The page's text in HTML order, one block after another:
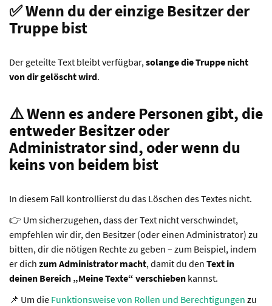
✅ Wenn du der einzige Besitzer der
Truppe bist
Der geteilte Text bleibt verfügbar,solange die Truppe nicht
von dir gelöscht wird.
⚠️ Wenn es andere Personen gibt, die
entweder Besitzer oder
Administrator sind, oder wenn du
keins von beidem bist
In diesem Fall kontrollierst du das Löschen des Textes nicht.
👉 Um sicherzugehen, dass der Text nicht verschwindet,
empfehlen wir dir, den Besitzer (oder einen Administrator) zu
bitten, dir die nötigen Rechte zu geben – zum Beispiel, indem
er dich zum Administrator macht, damit du den Text in
deinen Bereich „Meine Texte“ verschieben kannst.
📌 Um die Funktionsweise von Rollen und Berechtigungen zu